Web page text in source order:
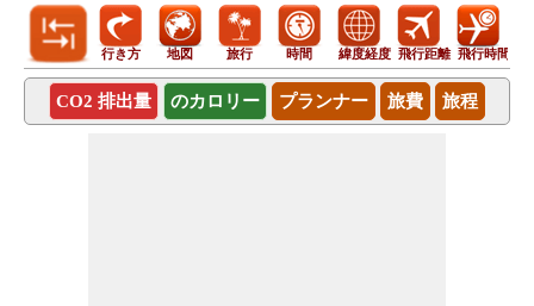
行き方 地図 旅行 時間 緯度経度 飛行距離 飛行時間
CO2 排出量 のカロリー プランナー 旅費 旅程